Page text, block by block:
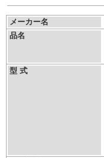
メーカー名
品名
型 式